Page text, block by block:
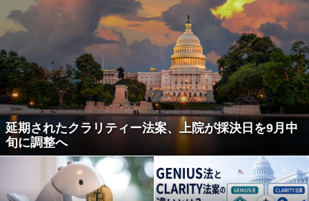
延期されたクラリティー法案、上院が採決日を9月中
旬に調整へ